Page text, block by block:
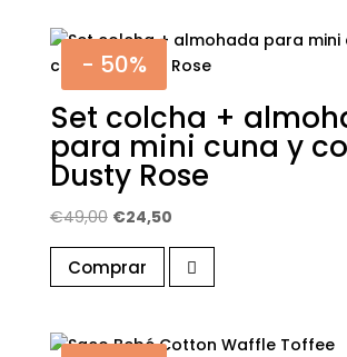
- 50%
Set colcha +
para mini cuna y
Dusty Rose
€49,00 El
precio
original
era:
€24,50El
precio
actual
es:
Comprar